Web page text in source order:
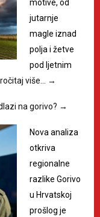
motive, od
jutarnje
magle iznad
polja i žetve
pod ljetnim
više… →
na gorivo? →
Nova analiza
otkriva
regionalne
razlike Gorivo
u Hrvatskoj
prošlog je